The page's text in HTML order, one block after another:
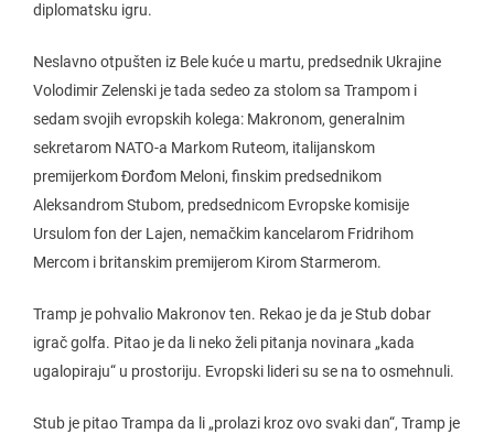
diplomatsku igru.
Neslavno otpušten iz Bele kuće u martu, predsednik Ukrajine
Volodimir Zelenski je tada sedeo za stolom sa Trampom i
sedam svojih evropskih kolega: Makronom, generalnim
sekretarom NATO-a Markom Ruteom, italijanskom
premijerkom Đorđom Meloni, finskim predsednikom
Aleksandrom Stubom, predsednicom Evropske komisije
Ursulom fon der Lajen, nemačkim kancelarom Fridrihom
Mercom i britanskim premijerom Kirom Starmerom.
Tramp je pohvalio Makronov ten. Rekao je da je Stub dobar
igrač golfa. Pitao je da li neko želi pitanja novinara „kada
ugalopiraju“ u prostoriju. Evropski lideri su se na to osmehnuli.
Stub je pitao Trampa da li „prolazi kroz ovo svaki dan“, Tramp je